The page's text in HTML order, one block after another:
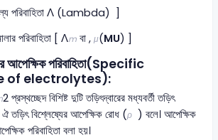
পরিবাহিতা Λ (Lambda) ]
পরিবাহিতা [ Λm ​ বা ,μ(MU) ]
আপেক্ষিক পরিবাহিতা(Specific
of electrolytes):
2 প্রস্থচ্ছেদ বিশিষ্ট দুটি তড়িৎদ্বারের মধ্যবর্তী তড়িৎ
ঐ তড়িৎ বিশ্লেষ্যের আপেক্ষিক রোধ (ρ ) বলে। আপেক্ষিক
পরিবাহিতা বলা হয়।